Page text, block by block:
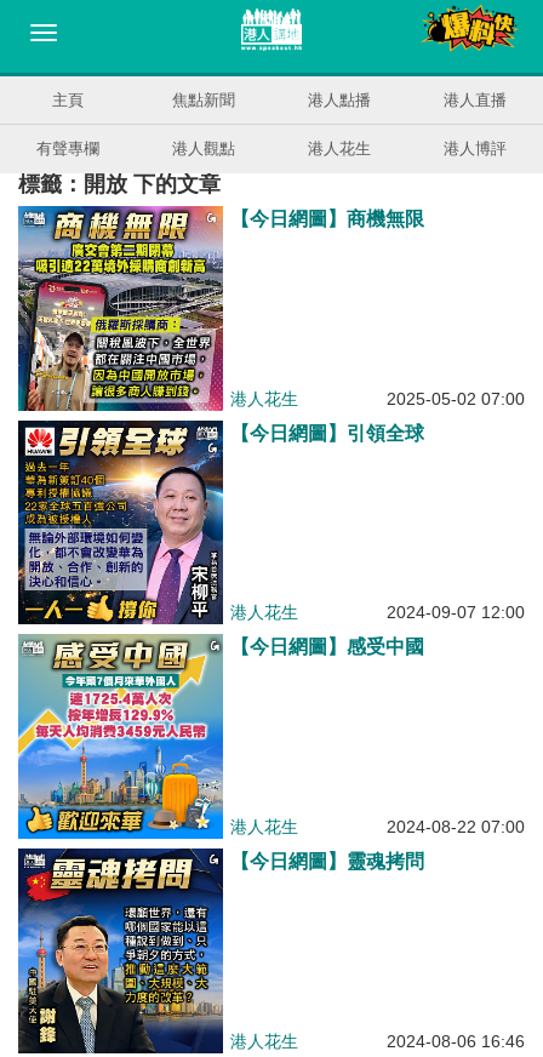
主頁 焦點新聞 港人點播 港人直播
有聲專欄 港人觀點 港人花生 港人博評
標籤：開放 下的文章
【今日網圖】商機無限
港人花生 2025-05-02 07:00
【今日網圖】引領全球
港人花生 2024-09-07 12:00
【今日網圖】感受中國
港人花生 2024-08-22 07:00
【今日網圖】靈魂拷問
港人花生 2024-08-06 16:46